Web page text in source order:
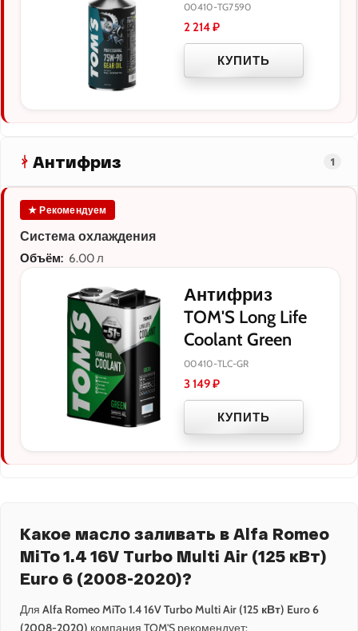
00410-TG7590
2 214₽
КУПИТЬ
Антифриз 1
★ Рекомендуем
Система охлаждения
Объём: 6.00 л
Антифриз
TOM'S Long Life
Coolant Green
00410-TLC-GR
3 149₽
КУПИТЬ
Какое масло заливать в Alfa Romeo
MiTo 1.4 16V Turbo Multi Air (125 кВт)
Euro 6 (2008-2020)?
Для Alfa Romeo MiTo 1.4 16V Turbo Multi Air (125 кВт) Euro 6
(2008-2020) компания TOM'S рекомендует: